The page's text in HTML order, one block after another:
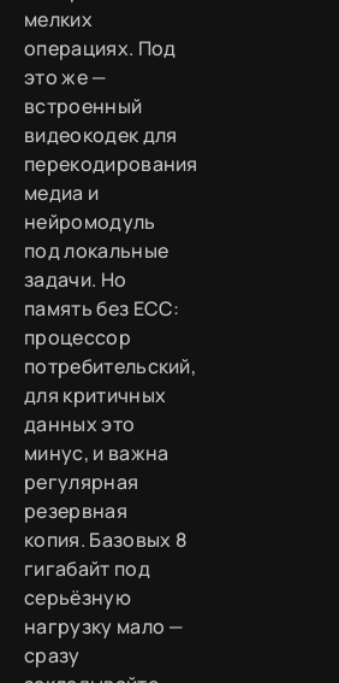
мелких
операциях. Под
это же —
встроенный
видеокодек для
перекодирования
медиа и
нейромодуль
под локальные
задачи. Но
память без ECC:
процессор
потребительский,
для критичных
данных это
минус, и важна
регулярная
резервная
копия. Базовых 8
гигабайт под
серьёзную
нагрузку мало —
сразу